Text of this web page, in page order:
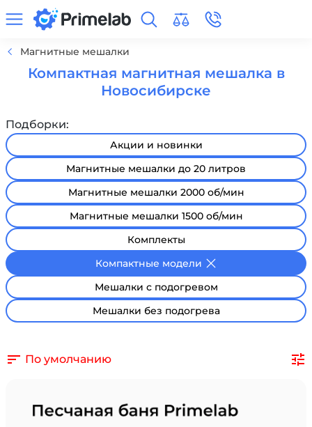
Магнитные мешалки
Компактная магнитная мешалка в
Новосибирске
Подборки:
Акции и новинки
Магнитные мешалки до 20 литров
Магнитные мешалки 2000 об/мин
Магнитные мешалки 1500 об/мин
Комплекты
Компактные модели
Мешалки с подогревом
Мешалки без подогрева
По умолчанию